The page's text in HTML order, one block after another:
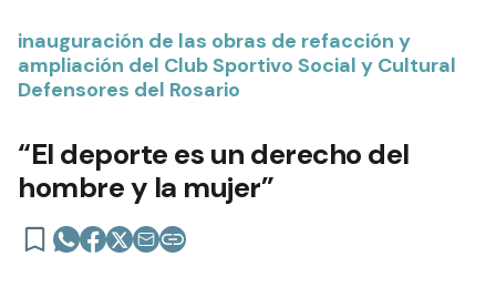
inauguración de las obras de refacción y
ampliación del Club Sportivo Social y Cultural
Defensores del Rosario
“El deporte es un derecho del
hombre y la mujer”